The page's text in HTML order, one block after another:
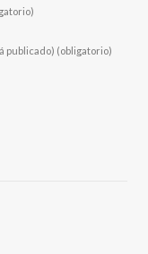
publicado) (obligatorio)